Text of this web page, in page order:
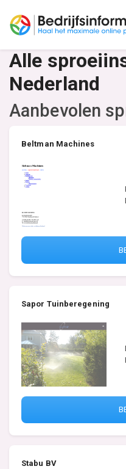
Alle
Nederland
Aanbevolen
Beltman Machines
Sapor Tuinberegening
Stabu BV